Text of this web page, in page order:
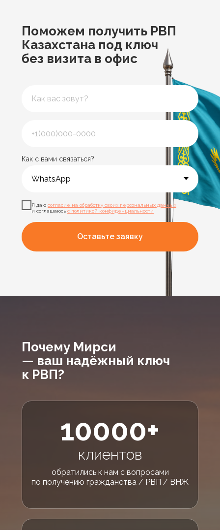
Поможем получить РВП
Казахстана под ключ
без визита в офис
Как с вами связаться?
Я даю согласие на обработку своих персональных данных
и соглашаюсь с политикой конфиденциальности
Оставьте заявку
10000+
обратились к нам с вопросами
по получению гражданства / РВП / ВНЖ
клиентов
Почему Мирси
— ваш надёжный ключ
к РВП?